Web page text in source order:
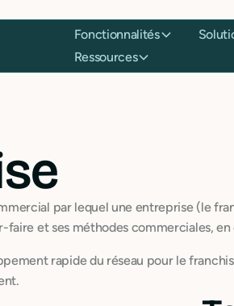
Fonctionnalités
Ressources
par lequel une entreprise (le
faire et ses méthodes commerciales,
rapide du réseau pour le